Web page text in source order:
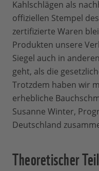
Kahlschlägen als
offiziellen Stempel des
zertifizierte Waren
Produkten unsere
Siegel auch in
geht, als die
Trotzdem haben wir
erhebliche
Susanne Winter,
Deutschland
Theoretischer